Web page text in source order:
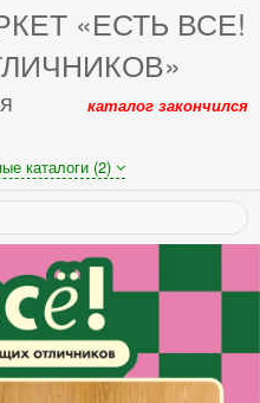
«ЕСТЬ ВСЕ!
каталог закончился
каталоги (2)